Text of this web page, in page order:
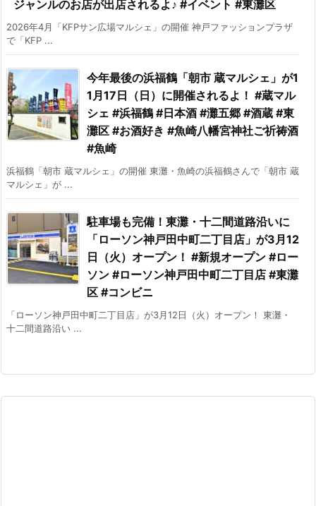
ジャンルのお店が出店されるよ♪ #イベント #東灘区
2026年4月「KFPサン広場マルシェ」の開催 神戸ファッションプラザ
で「KFP ...
今年最後の浜福鶴「朝市 蔵マルシェ」が1
1月17日（日）に開催されるよ！ #蔵マル
シェ #浜福鶴 #日本酒 #灘五郷 #酒蔵 #東
灘区 #お酒好き #魚崎八幡宮神社ご祈祷酒
#魚崎
浜福鶴「朝市 蔵マルシェ」の開催 東灘・魚崎の浜福鶴さんで「朝市 蔵
マルシェ」が ...
駐車場も完備！東灘・十二間道路沿いに
「ローソン神戸田中町二丁目店」が3月12
日（火）オープン！ #新規オープン #ロー
ソン #ローソン神戸田中町二丁目店 #東灘
区 #コンビニ
「ローソン神戸田中町二丁目店」が3月12日（火）オープン！ 東灘・
十二間道路沿い ...